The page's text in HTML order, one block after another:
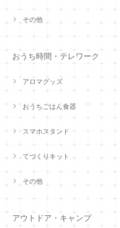
その他
おうち時間・テレワーク
アロマグッズ
おうちごはん食器
スマホスタンド
てづくりキット
その他
アウトドア・キャンプ